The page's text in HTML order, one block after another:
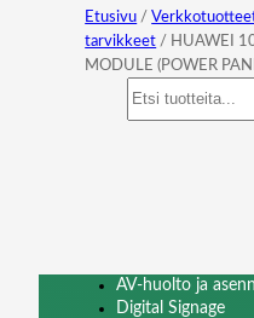
Etusivu /
tarvikkeet / HUAWEI
MODULE (POWER
Haku
AV-huolto ja
Digital Signage